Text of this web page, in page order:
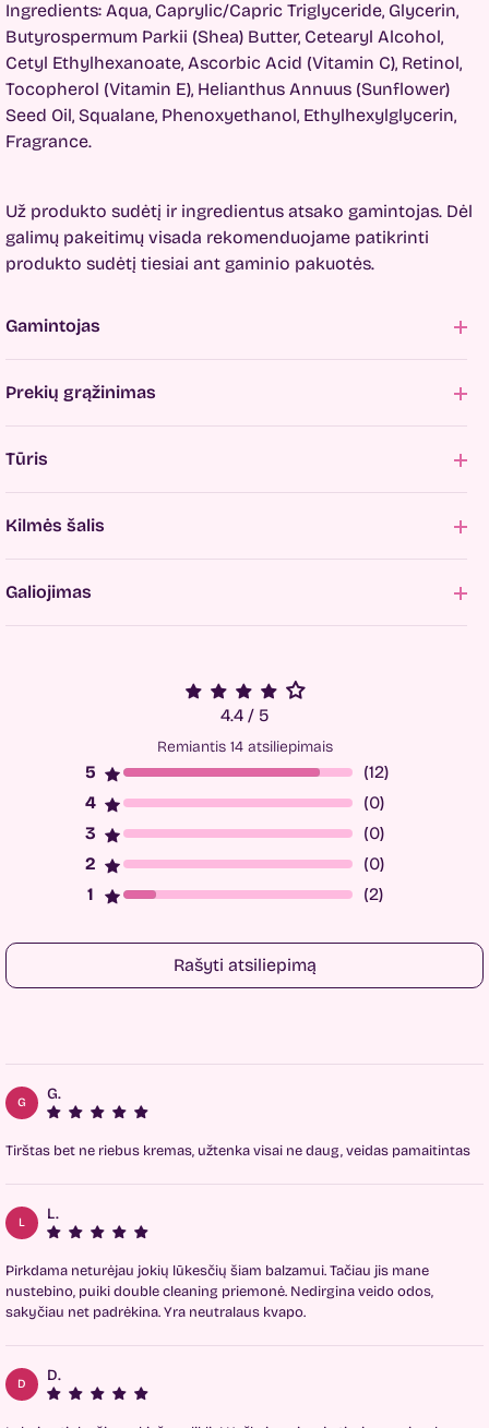
Ingredients: Aqua, Caprylic/Capric Triglyceride, Glycerin,
Butyrospermum Parkii (Shea) Butter, Cetearyl Alcohol,
Cetyl Ethylhexanoate, Ascorbic Acid (Vitamin C), Retinol,
Tocopherol (Vitamin E), Helianthus Annuus (Sunflower)
Seed Oil, Squalane, Phenoxyethanol, Ethylhexylglycerin,
Fragrance.
Už produkto sudėtį ir ingredientus atsako gamintojas. Dėl
galimų pakeitimų visada rekomenduojame patikrinti
produkto sudėtį tiesiai ant gaminio pakuotės.
Gamintojas
Prekių grąžinimas
Tūris
Kilmės šalis
Galiojimas
4.4 / 5
Remiantis 14 atsiliepimais
(12)
(0)
(0)
(0)
(2)
Rašyti atsiliepimą
G G.
Tirštas bet ne riebus kremas, užtenka visai ne daug, veidas pamaitintas
L L.
Pirkdama neturėjau jokių lūkesčių šiam balzamui. Tačiau jis mane
nustebino, puiki double cleaning priemonė. Nedirgina veido odos,
sakyčiau net padrėkina. Yra neutralaus kvapo.
D D.